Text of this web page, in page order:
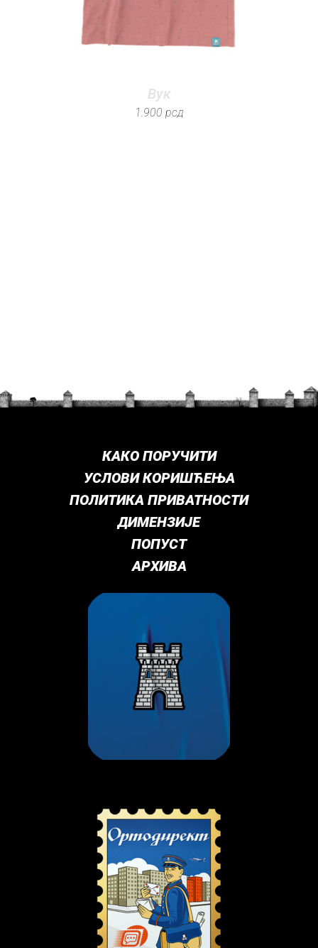
Вук
1.900 рсд
КАКО ПОРУЧИТИ
УСЛОВИ КОРИШЋЕЊА
ПОЛИТИКА ПРИВАТНОСТИ
ДИМЕНЗИЈЕ
ПОПУСТ
АРХИВА